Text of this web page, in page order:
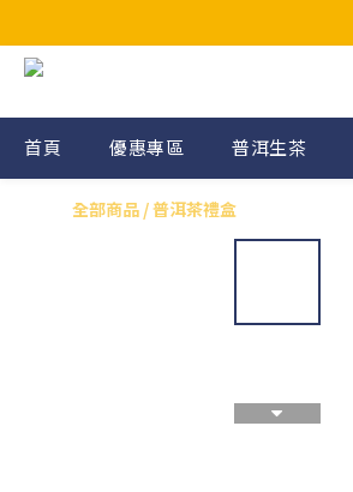
首頁 優惠專區 普洱生茶
全部商品 /普洱茶禮盒